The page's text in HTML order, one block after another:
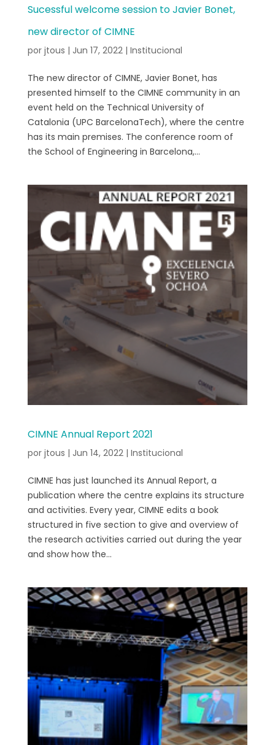
Sucessful welcome session to Javier Bonet,
new director of CIMNE
por jtous | Jun 17, 2022| Institucional
The new director of CIMNE, Javier Bonet, has
presented himself to the CIMNE community in an
event held on the Technical University of
Catalonia (UPC BarcelonaTech), where the centre
has its main premises. The conference room of
the School of Engineering in Barcelona,...
CIMNE Annual Report 2021
por jtous | Jun 14, 2022| Institucional
CIMNE has just launched its Annual Report, a
publication where the centre explains its structure
and activities. Every year, CIMNE edits a book
structured in five section to give and overview of
the research activities carried out during the year
and show how the...